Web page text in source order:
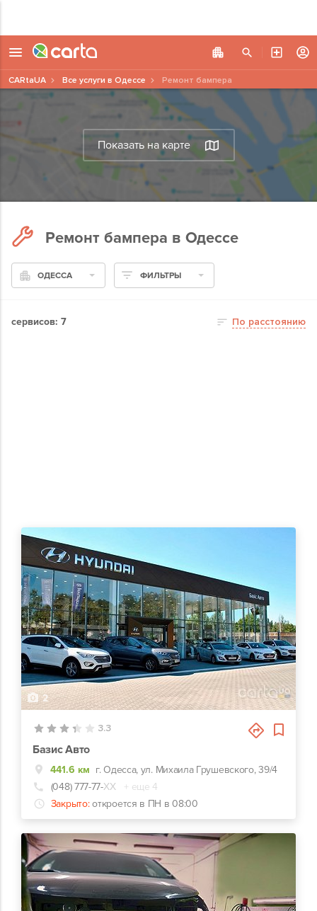
Показать на карте
CARtaUA Все услуги в Одессе Ремонт бампера
Ремонт бампера в Одессе
ОДЕССА ФИЛЬТРЫ
сервисов: 7 По расстоянию
2
3.3
Базис Авто
441.6 км г. Одесса, ул. Михаила Грушевского, 39/4
(048) 777-77-ХХ
+ еще 4
Закрыто: откроется в ПН в 08:00